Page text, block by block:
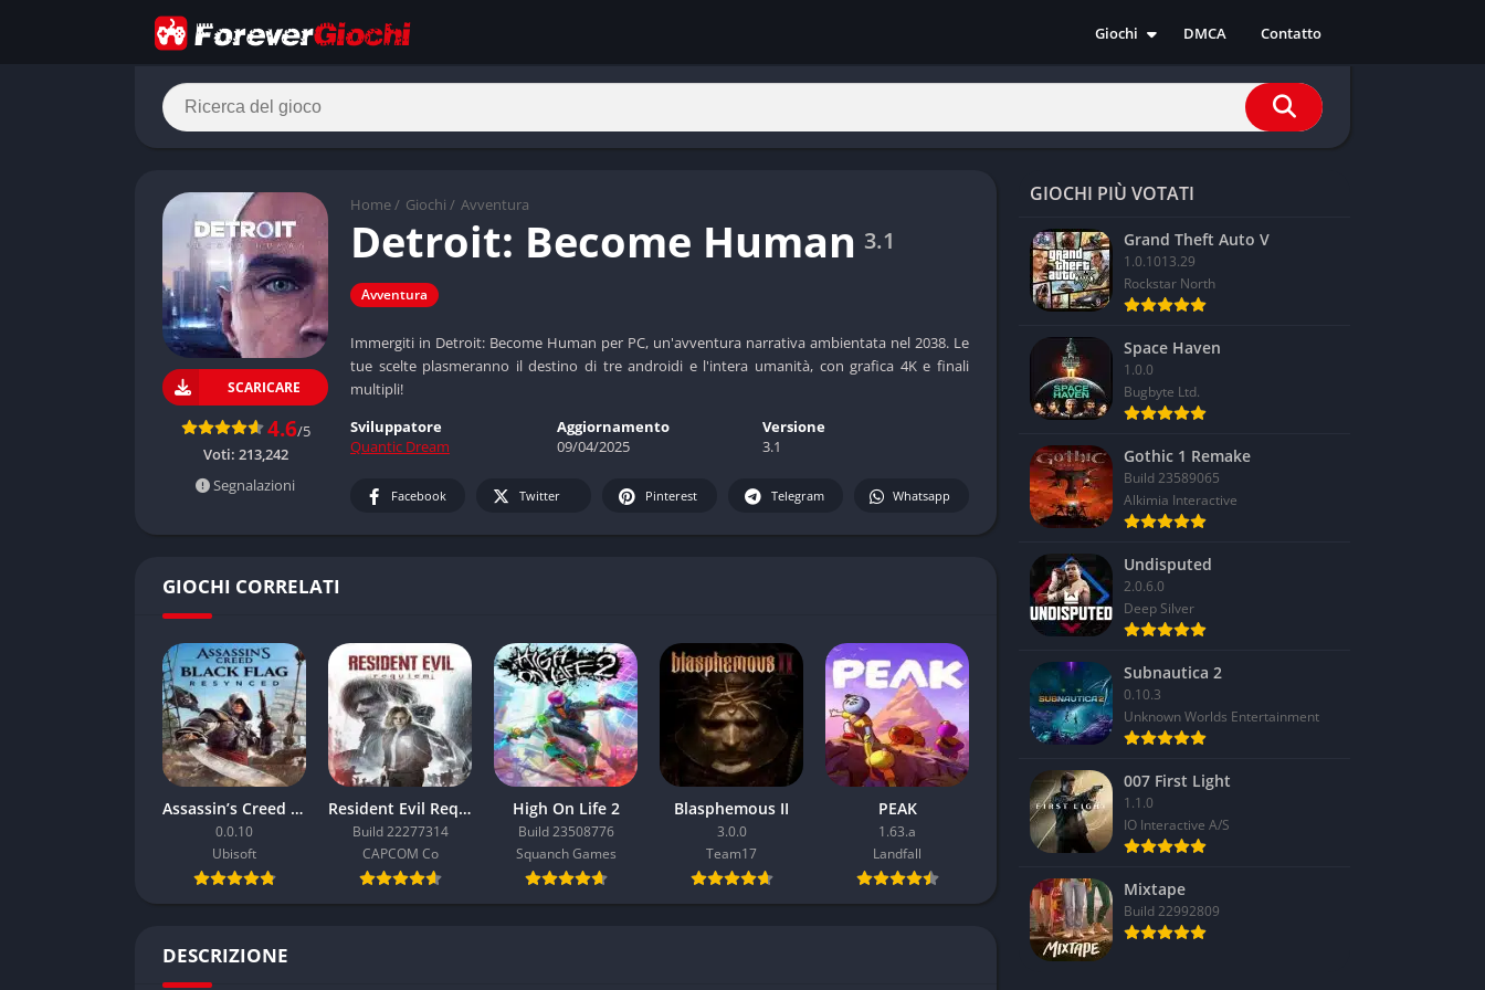
Giochi
Azione
Casual
Indie
RPG
Simulazione
Sport
Strategia
DMCA Contatto
Home / Giochi / Avventura
Detroit: Become Human 3.1
Avventura
Immergiti in Detroit: Become Human per PC, un'avventura narrativa ambientata nel 2038. Le
tue scelte plasmeranno il destino di tre androidi e l'intera umanità, con grafica 4K e finali
multipli!
SCARICARE
4.6/5
Voti: 213,242
Segnalazioni
Sviluppatore
Quantic Dream
Aggiornamento
09/04/2025
Versione
3.1
Facebook Twitter Pinterest Telegram Whatsapp
GIOCHI CORRELATI
Assassin’s Creed Black Flag Resynced
0.0.10
Ubisoft
Resident Evil Requiem
Build 22277314
CAPCOM Co
High On Life 2
Build 23508776
Squanch Games
Blasphemous II
3.0.0
Team17
PEAK
1.63.a
Landfall
DESCRIZIONE
GIOCHI PIÙ VOTATI
Grand Theft Auto V
1.0.1013.29
Rockstar North
Space Haven
1.0.0
Bugbyte Ltd.
Gothic 1 Remake
Build 23589065
Alkimia Interactive
Undisputed
2.0.6.0
Deep Silver
Subnautica 2
0.10.3
Unknown Worlds Entertainment
007 First Light
1.1.0
IO Interactive A/S
Mixtape
Build 22992809